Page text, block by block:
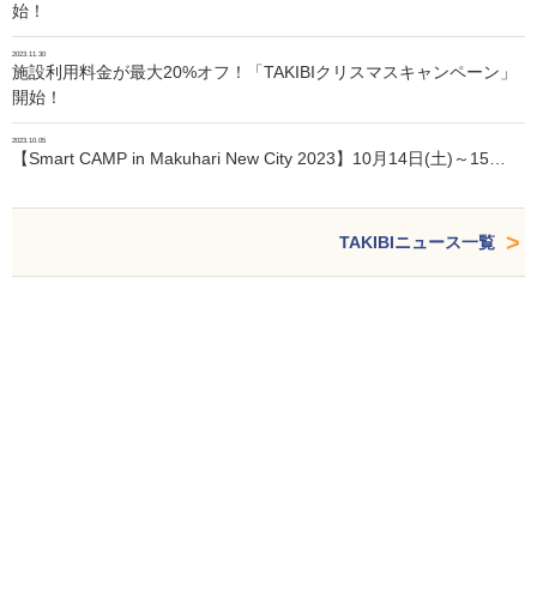
始！
2023.11.30
施設利用料金が最大20%オフ！「TAKIBIクリスマスキャンペーン」
開始！
2023.10.05
【Smart CAMP in Makuhari New City 2023】10月14日(土)～15…
TAKIBIニュース一覧